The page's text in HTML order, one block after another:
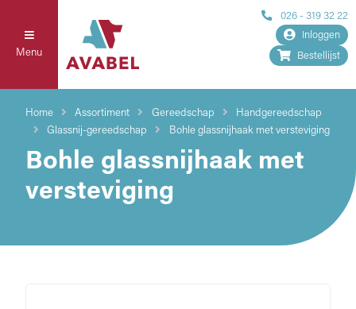
Menu
026 - 319 32 22
Inloggen
Bestellijst
Home Assortiment Gereedschap
Handgereedschap
Glassnij-gereedschap
Bohle glassnijhaak met versteviging
Bohle glassnijhaak met
versteviging